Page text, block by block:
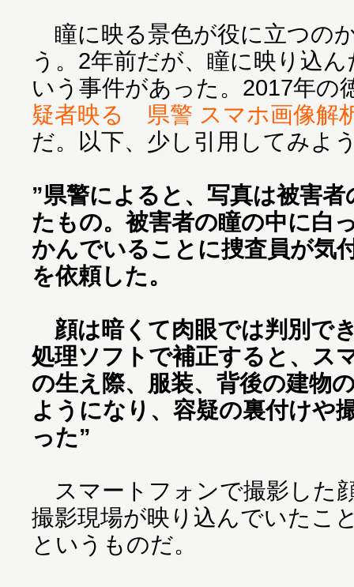
瞳に映る景色が役に立つの
う。2年前だが、瞳に映り込
いう事件があった。2017年の
疑者映る 県警 スマホ画像解
だ。以下、少し引用してみよ
”県警によると、写真は被害
たもの。被害者の瞳の中に白
かんでいることに捜査員が気
を依頼した。
顔は暗くて肉眼では判別で
処理ソフトで補正すると、ス
の生え際、服装、背後の建物
ようになり、容疑の裏付けや
った”
スマートフォンで撮影した
撮影現場が映り込んでいたこ
というものだ。